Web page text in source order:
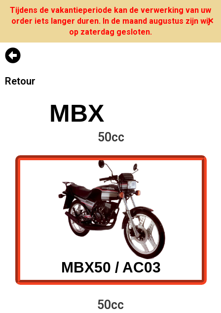
Tijdens de vakantieperiode kan de verwerking van uw
order iets langer duren. In de maand augustus zijn wij
op zaterdag gesloten.
✕
Retour
MBX
50cc
MBX50 / AC03
50cc